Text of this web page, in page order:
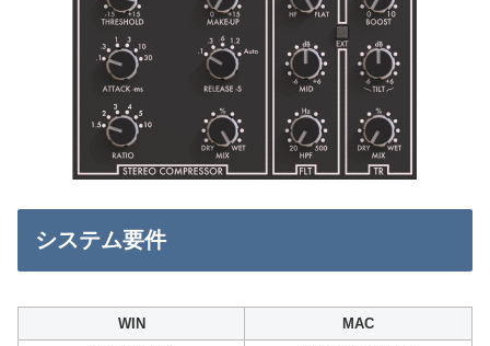
システム要件
WIN
MAC